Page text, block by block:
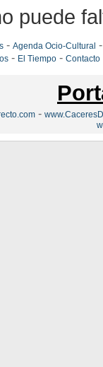
puede
-Agenda Ocio-Cultural
- El Tiempo -Contacto
-